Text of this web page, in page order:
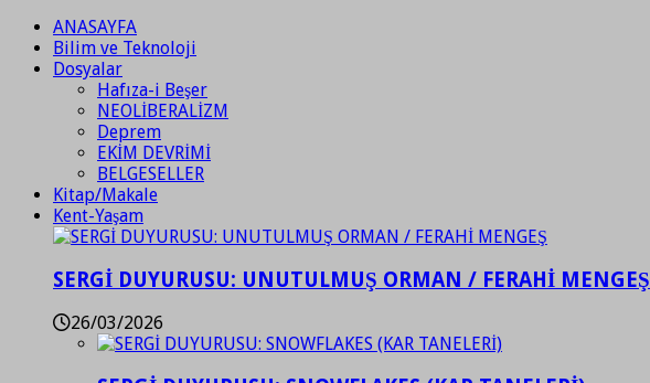
ANASAYFA
Bilim ve Teknoloji
Dosyalar
Hafıza-i Beşer
NEOLİBERALİZM
Deprem
EKİM DEVRİMİ
BELGESELLER
Kitap/Makale
Kent-Yaşam
SERGİ DUYURUSU: UNUTULMUŞ ORMAN / FERAHİ MENGEŞ
26/03/2026